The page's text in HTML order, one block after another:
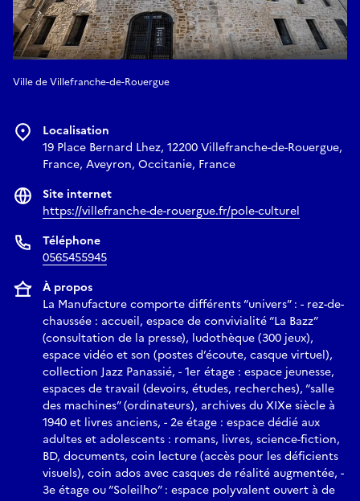
Ville de Villefranche-de-Rouergue
Localisation
19 Place Bernard Lhez, 12200 Villefranche-de-Rouergue,
France, Aveyron, Occitanie, France
Site internet
https://villefranche-de-rouergue.fr/pole-culturel
Téléphone
0565455945
À propos
La Manufacture comporte différents “univers” : - rez-de-
chaussée : accueil, espace de convivialité “La Bazz”
(consultation de la presse), ludothèque (300 jeux),
espace vidéo et son (postes d’écoute, casque virtuel),
collection Jazz Panassié, - 1er étage : espace jeunesse,
espaces de travail (devoirs, études, recherches), “salle
des machines” (ordinateurs), archives du XIXe siècle à
1940 et livres anciens, - 2e étage : espace dédié aux
adultes et adolescents : romans, livres, science-fiction,
BD, documents, coin lecture (accès pour les déficients
visuels), coin ados avec casques de réalité augmentée, -
3e étage ou “Soleilho” : espace polyvalent ouvert à de